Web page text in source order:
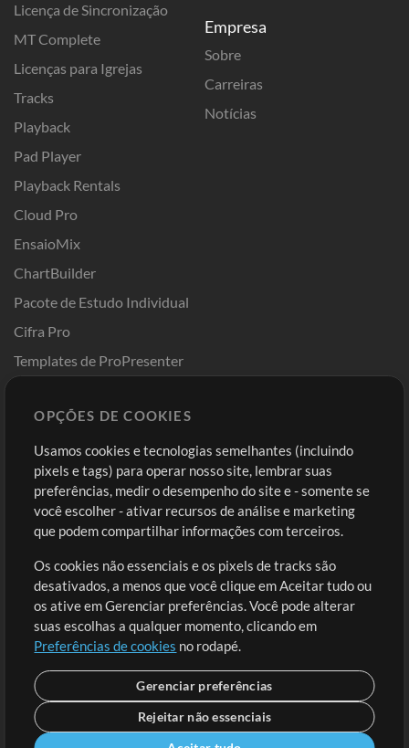
Licença de Sincronização
MT Complete
Licenças para Igrejas
Tracks
Playback
Pad Player
Playback Rentals
Cloud Pro
EnsaioMix
ChartBuilder
Pacote de Estudo Individual
Cifra Pro
Templates de ProPresenter
Empresa
Sobre
Carreiras
Notícias
Comprar Créditos
Conteúdo Grátis
Solicite uma Música
Extras
Sessões
Envie seu conteúdo
Playlist
MT Conference
Entre
Cadastre-se
Ir ao carrinho
OPÇÕES DE COOKIES
Usamos cookies e tecnologias semelhantes (incluindo
pixels e tags) para operar nosso site, lembrar suas
preferências, medir o desempenho do site e - somente se
você escolher - ativar recursos de análise e marketing
que podem compartilhar informações com terceiros.
Os cookies não essenciais e os pixels de tracks são
desativados, a menos que você clique em Aceitar tudo ou
os ative em Gerenciar preferências. Você pode alterar
suas escolhas a qualquer momento, clicando em
Preferências de cookies no rodapé.
Gerenciar preferências
Rejeitar não essenciais